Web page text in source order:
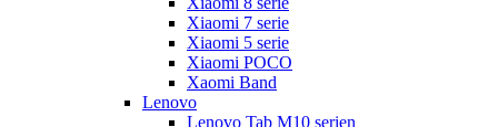
Xiaomi 7 serie
Xiaomi 5 serie
Xiaomi POCO
Xaomi Band
Lenovo
Lenovo Tab M10 serien